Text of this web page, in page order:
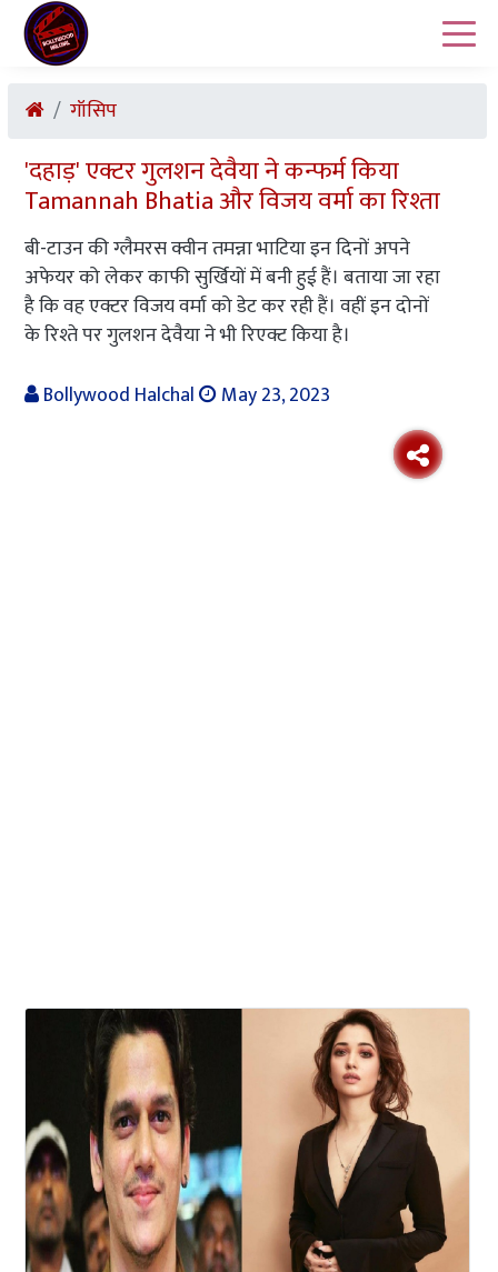
गॉसिप
'दहाड़' एक्टर गुलशन देवैया ने कन्फर्म किया
Tamannah Bhatia और विजय वर्मा का रिश्ता
बी-टाउन की ग्लैमरस क्वीन तमन्ना भाटिया इन दिनों अपने
अफेयर को लेकर काफी सुर्खियों में बनी हुई हैं। बताया जा रहा
है कि वह एक्टर विजय वर्मा को डेट कर रही हैं। वहीं इन दोनों
के रिश्ते पर गुलशन देवैया ने भी रिएक्ट किया है।
Bollywood Halchal
May 23, 2023